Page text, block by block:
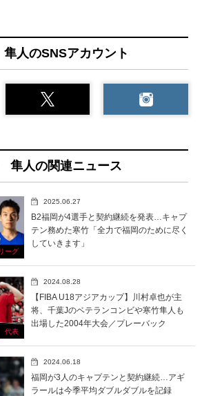
人のSNSアカウント
隼人の関連ニュース
ーグ
2025.06.27
B2福岡が4選手と契約継続を発表…キャプ
テン務めた寒竹「全力で福岡のために尽く
していきます」
代表
2024.08.28
【FIBA U18アジアカップ】川村卓也が主
将、千葉Jのベテランコンビや寒竹隼人も
出場した2004年大会／プレーバック
2024.06.18
福岡が3人のキャプテンと契約継続…アギ
ラールは今季平均ダブルダブルを記録